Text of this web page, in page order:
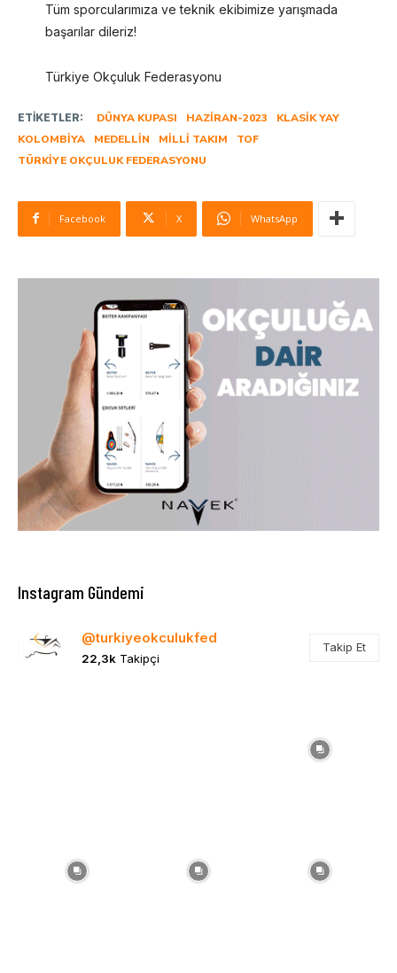
Tüm sporcularımıza ve teknik ekibimize yarışmada
başarılar dileriz!
Türkiye Okçuluk Federasyonu
ETIKETLER: DÜNYA KUPASI HAZIRAN-2023
KLASIK YAY
KOLOMBIYA
MEDELLIN MILLI TAKIM
TOF
TÜRKIYE OKÇULUK FEDERASYONU
Facebook X WhatsApp
Instagram Gündemi
@turkiyeokculukfed
22,3k Takipçi
Takip Et